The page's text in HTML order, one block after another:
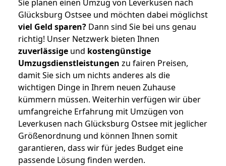
Sie planen einen Umzug von Leverkusen nach
Glücksburg Ostsee und möchten dabei möglichst
viel Geld sparen? Dann sind Sie bei uns genau
richtig! Unser Netzwerk bieten Ihnen
zuverlässige und kostengünstige
Umzugsdienstleistungen zu fairen Preisen,
damit Sie sich um nichts anderes als die
wichtigen Dinge in Ihrem neuen Zuhause
kümmern müssen. Weiterhin verfügen wir über
umfangreiche Erfahrung mit Umzügen von
Leverkusen nach Glücksburg Ostsee mit jeglicher
Größenordnung und können Ihnen somit
garantieren, dass wir für jedes Budget eine
passende Lösung finden werden.